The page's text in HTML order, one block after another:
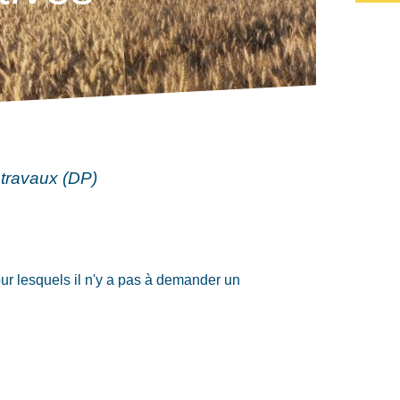
(DP)
lesquels il n'y a pas à demander un